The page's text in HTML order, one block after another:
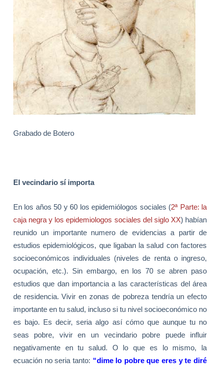
Grabado de Botero
El vecindario sí importa
En los años 50 y 60 los epidemiólogos sociales (2ª Parte: la
caja negra y los epidemiologos sociales del siglo XX) habían
reunido un importante numero de evidencias a partir de
estudios epidemiológicos, que ligaban la salud con factores
socioeconómicos individuales (niveles de renta o ingreso,
ocupación, etc.). Sin embargo, en los 70 se abren paso
estudios que dan importancia a las características del área
de residencia. Vivir en zonas de pobreza tendría un efecto
importante en tu salud, incluso si tu nivel socioeconómico no
es bajo. Es decir, seria algo así cómo que aunque tu no
seas pobre, vivir en un vecindario pobre puede influir
negativamente en tu salud. O lo que es lo mismo, la
ecuación no seria tanto: “dime lo pobre que eres y te diré